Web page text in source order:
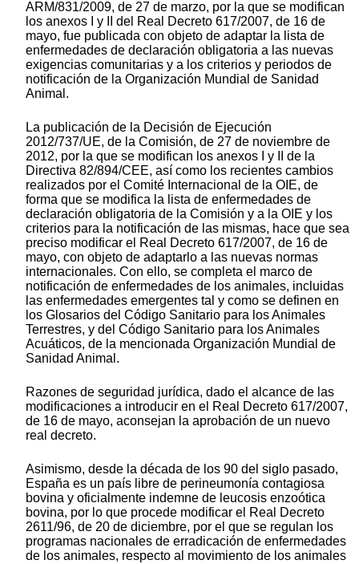
ARM/831/2009, de 27 de marzo, por la que se modifican
los anexos I y II del Real Decreto 617/2007, de 16 de
mayo, fue publicada con objeto de adaptar la lista de
enfermedades de declaración obligatoria a las nuevas
exigencias comunitarias y a los criterios y periodos de
notificación de la Organización Mundial de Sanidad
Animal.
La publicación de la Decisión de Ejecución
2012/737/UE, de la Comisión, de 27 de noviembre de
2012, por la que se modifican los anexos I y II de la
Directiva 82/894/CEE, así como los recientes cambios
realizados por el Comité Internacional de la OIE, de
forma que se modifica la lista de enfermedades de
declaración obligatoria de la Comisión y a la OIE y los
criterios para la notificación de las mismas, hace que sea
preciso modificar el Real Decreto 617/2007, de 16 de
mayo, con objeto de adaptarlo a las nuevas normas
internacionales. Con ello, se completa el marco de
notificación de enfermedades de los animales, incluidas
las enfermedades emergentes tal y como se definen en
los Glosarios del Código Sanitario para los Animales
Terrestres, y del Código Sanitario para los Animales
Acuáticos, de la mencionada Organización Mundial de
Sanidad Animal.
Razones de seguridad jurídica, dado el alcance de las
modificaciones a introducir en el Real Decreto 617/2007,
de 16 de mayo, aconsejan la aprobación de un nuevo
real decreto.
Asimismo, desde la década de los 90 del siglo pasado,
España es un país libre de perineumonía contagiosa
bovina y oficialmente indemne de leucosis enzoótica
bovina, por lo que procede modificar el Real Decreto
2611/96, de 20 de diciembre, por el que se regulan los
programas nacionales de erradicación de enfermedades
de los animales, respecto al movimiento de los animales